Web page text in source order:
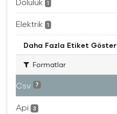
1
Elektrik 1
Daha Fazla Etiket Göster
Formatlar
Csv 7
Api 3